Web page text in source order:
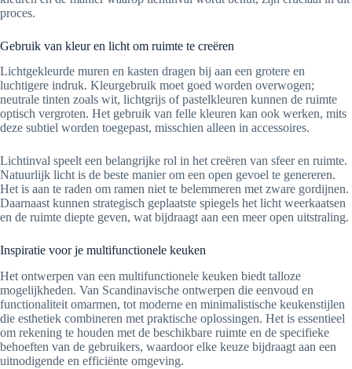
proces.
Gebruik van kleur en licht om ruimte te creëren
Lichtgekleurde muren en kasten dragen bij aan een grotere en
luchtigere indruk. Kleurgebruik moet goed worden overwogen;
neutrale tinten zoals wit, lichtgrijs of pastelkleuren kunnen de ruimte
optisch vergroten. Het gebruik van felle kleuren kan ook werken, mits
deze subtiel worden toegepast, misschien alleen in accessoires.
Lichtinval speelt een belangrijke rol in het creëren van sfeer en ruimte.
Natuurlijk licht is de beste manier om een open gevoel te genereren.
Het is aan te raden om ramen niet te belemmeren met zware gordijnen.
Daarnaast kunnen strategisch geplaatste spiegels het licht weerkaatsen
en de ruimte diepte geven, wat bijdraagt aan een meer open uitstraling.
Inspiratie voor je multifunctionele keuken
Het ontwerpen van een multifunctionele keuken biedt talloze
mogelijkheden. Van Scandinavische ontwerpen die eenvoud en
functionaliteit omarmen, tot moderne en minimalistische keukenstijlen
die esthetiek combineren met praktische oplossingen. Het is essentieel
om rekening te houden met de beschikbare ruimte en de specifieke
behoeften van de gebruikers, waardoor elke keuze bijdraagt aan een
uitnodigende en efficiënte omgeving.